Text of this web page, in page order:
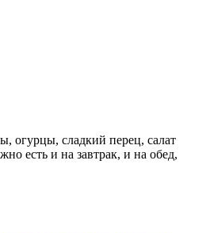
огурцы, сладкий перец, салат
есть и на завтрак, и на обед,